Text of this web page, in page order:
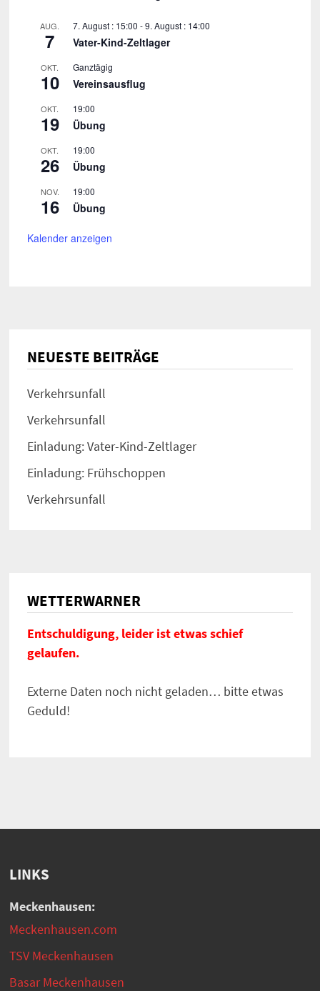
AUG.
7
7. August : 15:00 -9. August : 14:00
Vater-Kind-Zeltlager
OKT.
10
Ganztägig
Vereinsausflug
OKT.
19
19:00
Übung
OKT.
26
19:00
Übung
NOV.
16
19:00
Übung
Kalender anzeigen
NEUESTE BEITRÄGE
Verkehrsunfall
Verkehrsunfall
Einladung: Vater-Kind-Zeltlager
Einladung: Frühschoppen
Verkehrsunfall
WETTERWARNER
Entschuldigung, leider ist etwas schief
gelaufen.
Externe Daten noch nicht geladen… bitte etwas
Geduld!
LINKS
Meckenhausen:
Meckenhausen.com
TSV Meckenhausen
Basar Meckenhausen